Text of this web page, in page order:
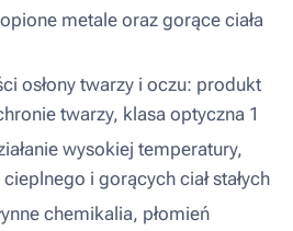
metale oraz gorące ciała
osłony twarzy i oczu: produkt
twarzy, klasa optyczna 1
wysokiej temperatury,
i gorących ciał stałych
chemikalia, płomień